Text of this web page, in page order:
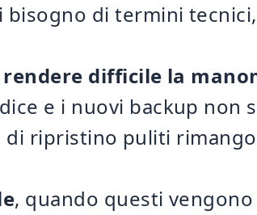
bisogno di termini
difficile la
e i nuovi backup
ripristino puliti
, quando questi